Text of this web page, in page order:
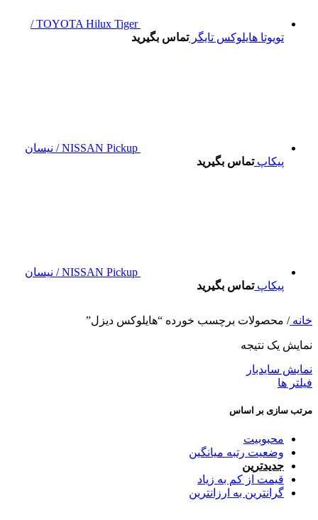
TOYOTA Hilux Tiger /
تویوتا هایلوکس تایگرتماس بگیرید
NISSAN Pickup / نیسان
پیکاپتماس بگیرید
NISSAN Pickup / نیسان
پیکاپتماس بگیرید
خانه/ محصولات برچسب خورده “هایلوکس دیزل”
نمایش یک نتیجه
نمایش سایدبار
فیلتر ها
مرتب سازی بر اساس
محبوبیت
وضعیت رتبه میانگین
جدیدترین
قیمت از کم به زیاد
گرانترین به ارزانترین